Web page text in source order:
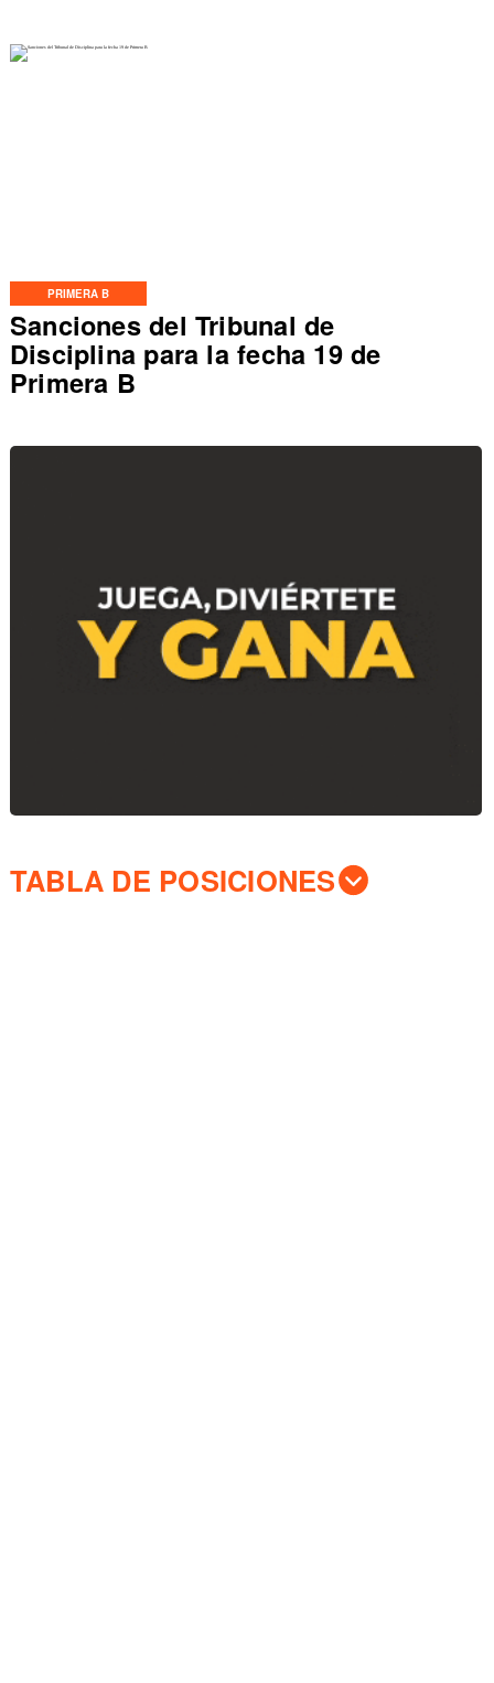
PRIMERA B
Sanciones del Tribunal de
Disciplina para la fecha 19 de
Primera B
TABLA DE POSICIONES